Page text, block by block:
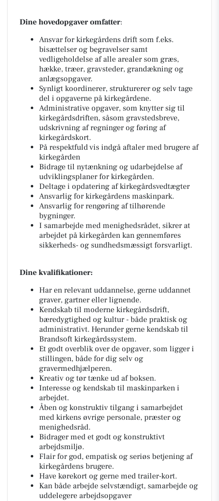
Dine hovedopgaver omfatter:
Ansvar for kirkegårdens drift som f.eks.
bisættelser og begravelser samt
vedligeholdelse af alle arealer som græs,
hække, træer, gravsteder, grandækning og
anlægsopgaver.
Synligt koordinerer, strukturerer og selv tage
del i opgaverne på kirkegårdene.
Administrative opgaver, som knytter sig til
kirkegårdsdriften, såsom gravstedsbreve,
udskrivning af regninger og føring af
kirkegårdskort.
På respektfuld vis indgå aftaler med brugere af
kirkegården
Bidrage til nytænkning og udarbejdelse af
udviklingsplaner for kirkegården.
Deltage i opdatering af kirkegårdsvedtægter
Ansvarlig for kirkegårdens maskinpark.
Ansvarlig for rengøring af tilhørende
bygninger.
I samarbejde med menighedsrådet, sikrer at
arbejdet på kirkegården kan gennemføres
sikkerheds- og sundhedsmæssigt forsvarligt.
Dine kvalifikationer:
Har en relevant uddannelse, gerne uddannet
graver, gartner eller lignende.
Kendskab til moderne kirkegårdsdrift,
bæredygtighed og kultur - både praktisk og
administrativt. Herunder gerne kendskab til
Brandsoft kirkegårdssystem.
Et godt overblik over de opgaver, som ligger i
stillingen, både for dig selv og
gravermedhjælperen.
Kreativ og tør tænke ud af boksen.
Interesse og kendskab til maskinparken i
arbejdet.
Åben og konstruktiv tilgang i samarbejdet
med kirkens øvrige personale, præster og
menighedsråd.
Bidrager med et godt og konstruktivt
arbejdsmiljø.
Flair for god, empatisk og seriøs betjening af
kirkegårdens brugere.
Have kørekort og gerne med trailer-kort.
Kan både arbejde selvstændigt, samarbejde og
uddelegere arbejdsopgaver